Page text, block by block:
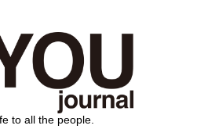
to all the people.